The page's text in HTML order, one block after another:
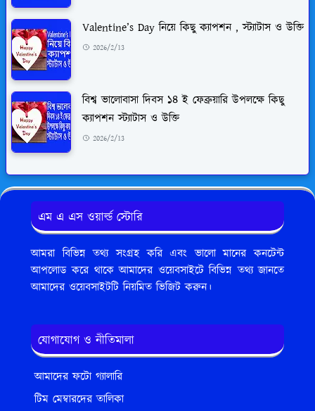
Valentine’s Day নিয়ে কিছু ক্যাপশন , স্ট্যাটাস ও উক্তি
2026/2/13
বিশ্ব ভালোবাসা দিবস ১৪ ই ফেব্রুয়ারি উপলক্ষে কিছু
ক্যাপশন স্ট্যাটাস ও উক্তি
2026/2/13
এম এ এস ওয়ার্ল্ড স্টোরি
আমরা বিভিন্ন তথ্য সংগ্রহ করি এবং ভালো মানের কনটেন্ট
আপলোড করে থাকে আমাদের ওয়েবসাইটে বিভিন্ন তথ্য জানতে
আমাদের ওয়েবসাইটটি নিয়মিত ভিজিট করুন।
যোগাযোগ ও নীতিমালা
আমাদের ফটো গ্যালারি
টিম মেম্বারদের তালিকা